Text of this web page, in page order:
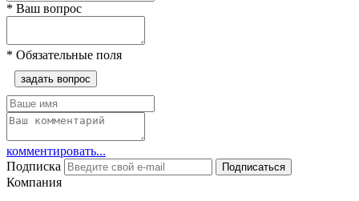
* Ваш вопрос
* Обязательные поля
задать вопрос
комментировать...
Подписка
Подписаться
Компания